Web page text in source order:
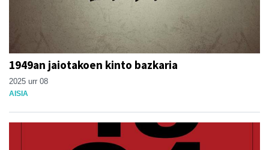
1949an jaiotakoen kinto bazkaria
2025 urr 08
AISIA